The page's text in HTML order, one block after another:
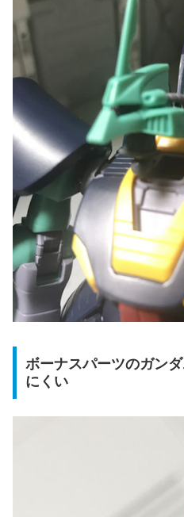
ボーナスパーツのガン
にくい